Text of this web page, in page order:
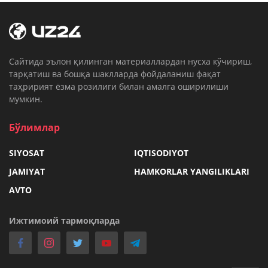
Cайтида эълон қилинган материаллардан нусха кўчириш,
тарқатиш ва бошқа шаклларда фойдаланиш фақат
таҳририят ёзма розилиги билан амалга оширилиши
мумкин.
Бўлимлар
SIYOSAT
IQTISODIYOT
JAMIYAT
HAMKORLAR YANGILIKLARI
AVTO
Ижтимоий тармоқларда